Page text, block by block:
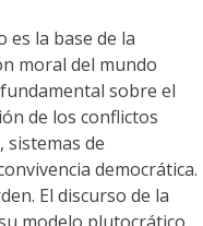
es la base de la
moral del mundo
sobre el
de los conflictos
de
democrática.
El discurso de la